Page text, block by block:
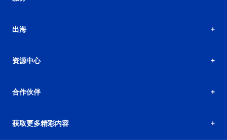
出海
资源中心
合作伙伴
获取更多精彩内容